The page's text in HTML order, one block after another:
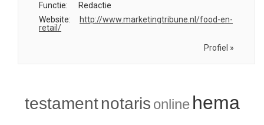
Functie:
Redactie
Website:
http://www.marketingtribune.nl/food-en-
retail/
Profiel »
testament notaris online hema